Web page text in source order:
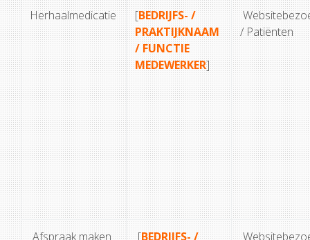
Herhaalmedicatie [BEDRIJFS- /
PRAKTIJKNAAM
/ FUNCTIE
MEDEWERKER]
/ Patiënten
Afspraak maken [BEDRIJFS- /